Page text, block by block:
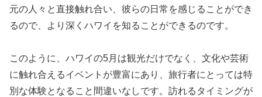
元の人々と直接触れ合い、彼らの日常を感じることができ
るので、より深くハワイを知ることができるのです。
このように、ハワイの5月は観光だけでなく、文化や芸術
に触れ合えるイベントが豊富にあり、旅行者にとっては特
別な体験となること間違いなしです。訪れるタイミングが